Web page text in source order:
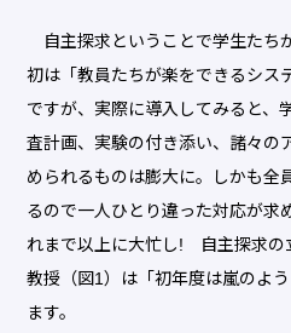
自主探求ということで学生たち
初は「教員たちが楽をできるシス
ですが、実際に導入してみると、
査計画、実験の付き添い、諸々
められるものは膨大に。しかも全
るので一人ひとり違った対応が求
れまで以上に大忙し! 自主探求の
教授（図1）は「初年度は嵐のよ
ます。